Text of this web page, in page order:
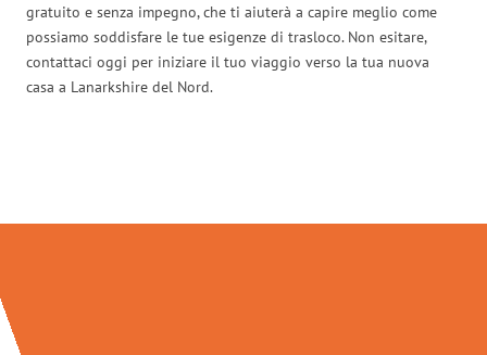
gratuito e senza impegno, che ti aiuterà a capire meglio come
possiamo soddisfare le tue esigenze di trasloco. Non esitare,
contattaci oggi per iniziare il tuo viaggio verso la tua nuova
casa a Lanarkshire del Nord.